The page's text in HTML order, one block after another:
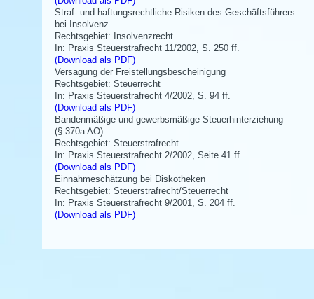
Straf- und haftungsrechtliche Risiken des Geschäftsführers
bei Insolvenz
Rechtsgebiet: Insolvenzrecht
In: Praxis Steuerstrafrecht 11/2002, S. 250 ff.
(Download als PDF)
Versagung der Freistellungsbescheinigung
Rechtsgebiet: Steuerrecht
In: Praxis Steuerstrafrecht 4/2002, S. 94 ff.
(Download als PDF)
Bandenmäßige und gewerbsmäßige Steuerhinterziehung
(§ 370a AO)
Rechtsgebiet: Steuerstrafrecht
In: Praxis Steuerstrafrecht 2/2002, Seite 41 ff.
(Download als PDF)
Einnahmeschätzung bei Diskotheken
Rechtsgebiet: Steuerstrafrecht/Steuerrecht
In: Praxis Steuerstrafrecht 9/2001, S. 204 ff.
(Download als PDF)